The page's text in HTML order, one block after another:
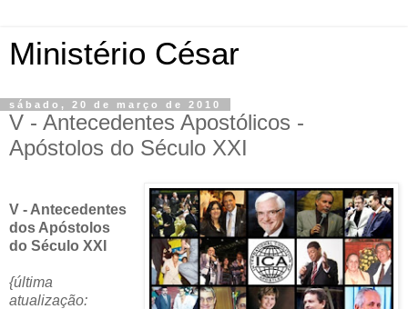
Ministério César
sábado, 20 de março de 2010
V - Antecedentes Apostólicos -
Apóstolos do Século XXI
V - Antecedentes
dos Apóstolos
do Século XXI
{última
atualização: